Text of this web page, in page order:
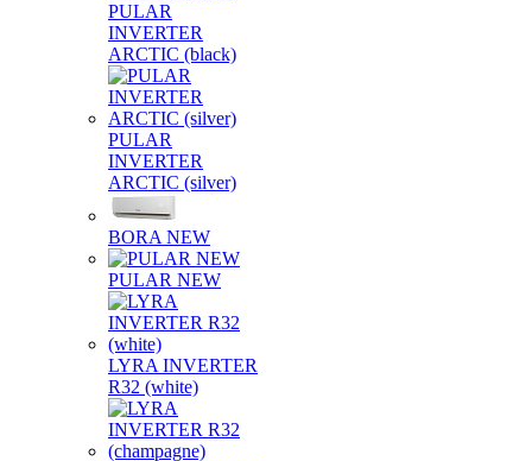
PULAR
INVERTER
ARCTIC (black)
PULAR
INVERTER
ARCTIC (silver)
BORA NEW
PULAR NEW
LYRA INVERTER
R32 (white)